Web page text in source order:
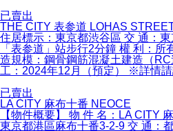
已賣出
THE CITY 表参道 LOHAS
住居標示：東京都渋谷區 交 通：
「表参道」站步行2分鐘 權 利：
造規模：鋼骨鋼筋混凝土建造（
工：2024年12月（預定） ※詳情
已賣出
LA CITY 麻布十番 NEOCE
【物件概要】 物 件 名：LA CITY
東京都港區麻布十番3-2-9 交 通：